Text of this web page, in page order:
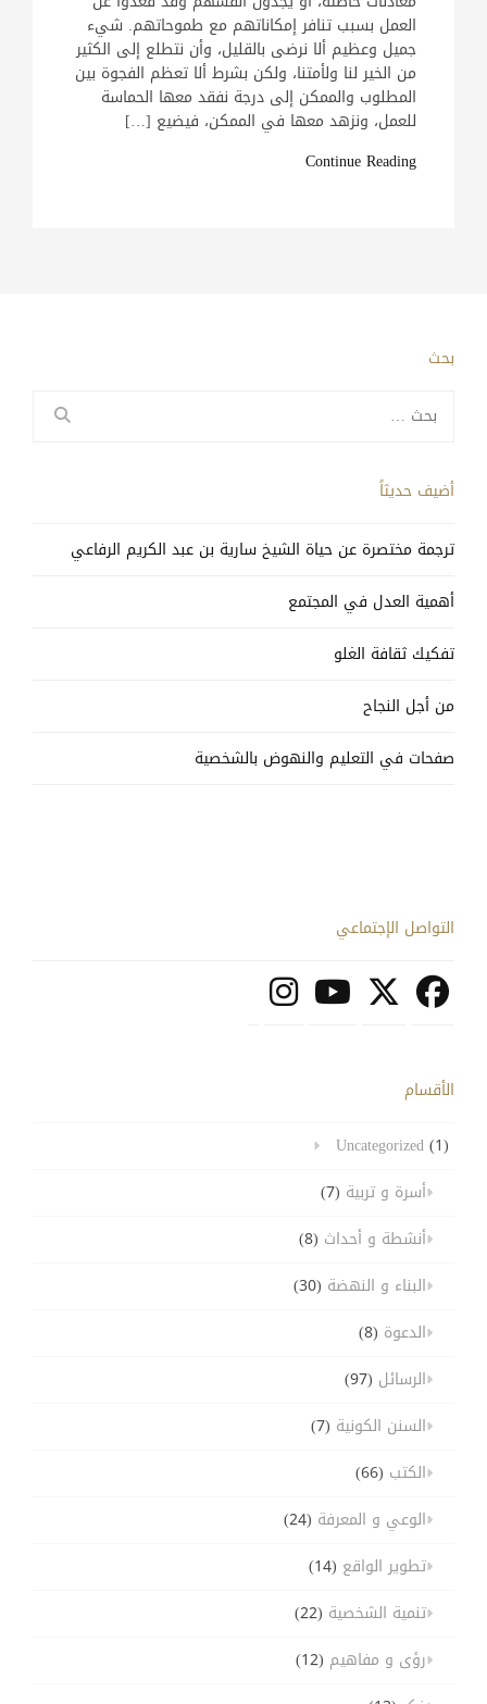
العمل بسبب تنافر إمكاناتهم مع طموحاتهم. شيء
جميل وعظيم ألا نرضى بالقليل، وأن نتطلع إلى الكثير
من الخير لنا ولأمتنا، ولكن بشرط ألا تعظم الفجوة بين
المطلوب والممكن إلى درجة نفقد معها الحماسة
للعمل، ونزهد معها في الممكن، فيضيع […]
Continue Reading
بحث
عن:
أضيف حديثاً
ترجمة مختصرة عن حياة الشيخ سارية بن عبد الكريم الرفاعي
أهمية العدل في المجتمع
تفكيك ثقافة الغلو
من أجل النجاح
صفحات في التعليم والنهوض بالشخصية
التواصل الإجتماعي
الأقسام
Uncategorized(1)
أسرة و تربية (7)
أنشطة و أحداث (8)
البناء و النهضة (30)
الدعوة (8)
الرسائل (97)
السنن الكونية (7)
الكتب (66)
الوعي و المعرفة (24)
تطوير الواقع (14)
تنمية الشخصية (22)
رؤى و مفاهيم (12)